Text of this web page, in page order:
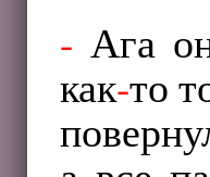
- Ага
как-то